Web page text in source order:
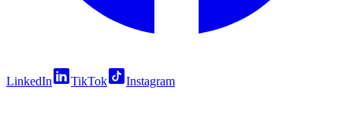
LinkedIn TikTok Instagram